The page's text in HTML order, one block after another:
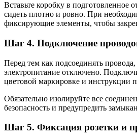
Вставьте коробку в подготовленное
сидеть плотно и ровно. При
фиксирующие элементы, чтобы
Шаг 4. Подключение
Перед тем как подсоединять провода,
электропитание отключено.
цветовой маркировке и инструкции
Обязательно изолируйте все
безопасность и предупредить
Шаг 5. Фиксация розетки и